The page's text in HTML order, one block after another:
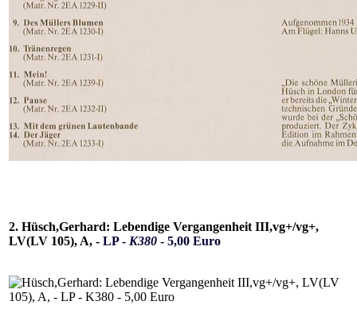
2. Hüsch,Gerhard: Lebendige Vergangenheit III,vg+/vg+,
LV(LV 105), A, - LP - K380 - 5,00 Euro